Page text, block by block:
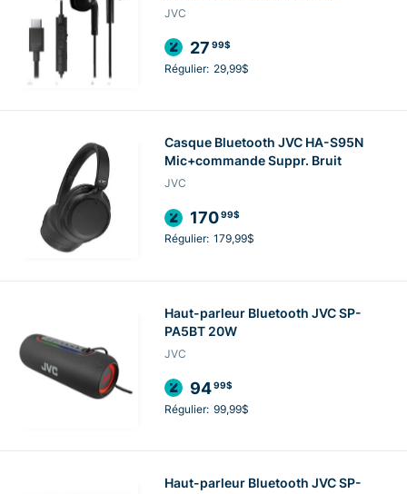
JVC
27 99$
Régulier: 29,99$
Casque Bluetooth JVC HA-S95N
Mic+commande Suppr. Bruit
JVC
17099$
Régulier: 179,99$
Haut-parleur Bluetooth JVC SP-
PA5BT 20W
JVC
9499$
Régulier: 99,99$
Haut-parleur Bluetooth JVC SP-